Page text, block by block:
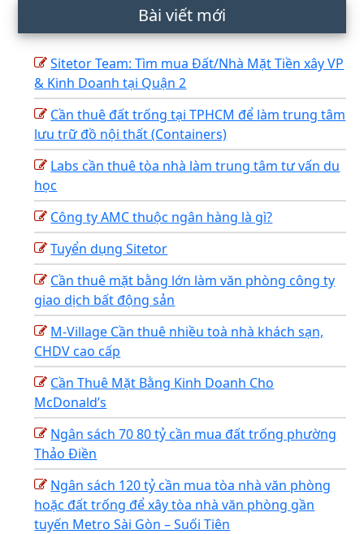
Bài viết mới
Sitetor Team: Tìm mua Đất/Nhà Mặt Tiền xây VP
& Kinh Doanh tại Quận 2
Cần thuê đất trống tại TPHCM để làm trung tâm
lưu trữ đồ nội thất (Containers)
Labs cần thuê tòa nhà làm trung tâm tư vấn du
học
Công ty AMC thuộc ngân hàng là gì?
Tuyển dụng Sitetor
Cần thuê mặt bằng lớn làm văn phòng công ty
giao dịch bất động sản
M-Village Cần thuê nhiều toà nhà khách sạn,
CHDV cao cấp
Cần Thuê Mặt Bằng Kinh Doanh Cho
McDonald’s
Ngân sách 70 80 tỷ cần mua đất trống phường
Thảo Điền
Ngân sách 120 tỷ cần mua tòa nhà văn phòng
hoặc đất trống để xây tòa nhà văn phòng gần
tuyến Metro Sài Gòn – Suối Tiên